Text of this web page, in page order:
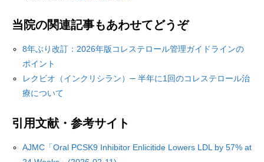
当院の関連記事もあわせてどうぞ
8年ぶり改訂：2026年版コレステロール管理ガイドラインの
ポイント
レクビオ（インクリシラン）─ 半年に1回のコレステロール治
療について
引用文献・参考サイト
AJMC「Oral PCSK9 Inhibitor Enlicitide Lowers LDL by 57% at